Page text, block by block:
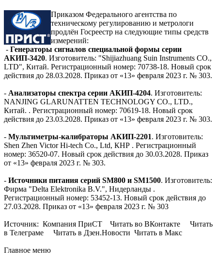
Приказом Федерального агентства по
техническому регулированию и метрологи
продлён Госреестр на следующие типы средств
измерений:
- Генераторы сигналов специальной формы серии
АКИП-3420. Изготовитель: "Shijiazhuang Suin Instruments CO.,
LTD", Китай. Регистрационный номер: 70738-18. Новый срок
действия до 28.03.2028. Приказ от «13» февраля 2023 г. № 303.
- Анализаторы спектра серии АКИП-4204. Изготовитель:
NANJING GLARUNATTEN TECHNOLOGY СО., LTD.,
Китай. . Регистрационный номер: 70619-18. Новый срок
действия до 23.03.2028. Приказ от «13» февраля 2023 г. № 303.
- Мультиметры-калибраторы АКИП-2201. Изготовитель:
Shen Zhen Victor Hi-tech Co., Ltd, КНР . Регистрационный
номер: 36520-07. Новый срок действия до 30.03.2028. Приказ
от «13» февраля 2023 г. № 303.
- Источники питания серий SM800 и SM1500. Изготовитель:
Фирма "Delta Elektronika B.V.", Нидерланды .
Регистрационный номер: 53452-13. Новый срок действия до
27.03.2028. Приказ от «13» февраля 2023 г. № 303
Источник: Компания ПриСТ Читать во ВКонтакте Читать
в Телеграме Читать в Дзен.Новости Читать в Макс
Главное меню